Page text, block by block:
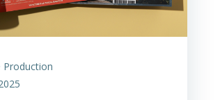
Production